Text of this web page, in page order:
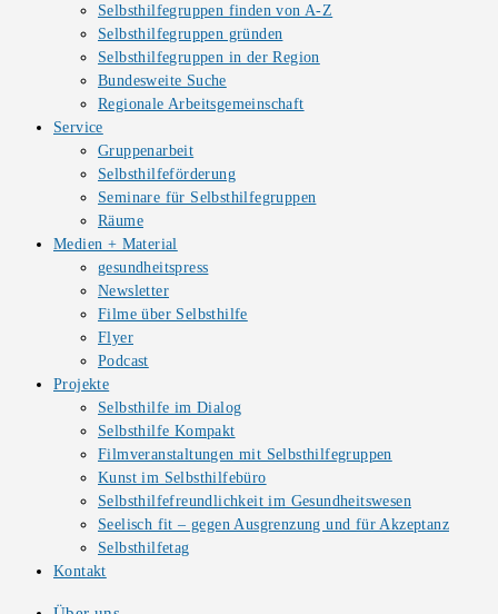
Selbsthilfegruppen finden von A-Z
Selbsthilfegruppen gründen
Selbsthilfegruppen in der Region
Bundesweite Suche
Regionale Arbeitsgemeinschaft
Service
Gruppenarbeit
Selbsthilfeförderung
Seminare für Selbsthilfegruppen
Räume
Medien + Material
gesundheitspress
Newsletter
Filme über Selbsthilfe
Flyer
Podcast
Projekte
Selbsthilfe im Dialog
Selbsthilfe Kompakt
Filmveranstaltungen mit Selbsthilfegruppen
Kunst im Selbsthilfebüro
Selbsthilfefreundlichkeit im Gesundheitswesen
Seelisch fit – gegen Ausgrenzung und für Akzeptanz
Selbsthilfetag
Kontakt